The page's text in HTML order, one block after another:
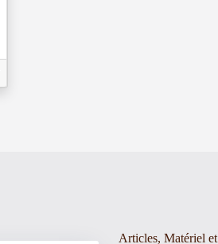
Articles,Matériel et